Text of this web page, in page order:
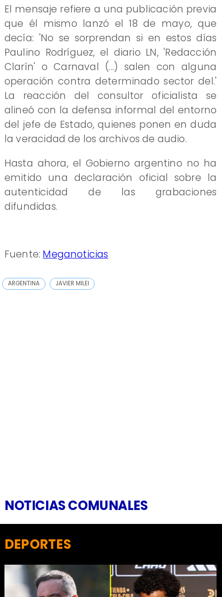
El mensaje refiere a una publicación previa
que él mismo lanzó el 18 de mayo, que
decía: 'No se sorprendan si en estos días
Paulino Rodríguez, el diario LN, 'Redacción
Clarín' o Carnaval (...) salen con alguna
operación contra determinado sector del.'
La reacción del consultor oficialista se
alineó con la defensa informal del entorno
del jefe de Estado, quienes ponen en duda
la veracidad de los archivos de audio.
Hasta ahora, el Gobierno argentino no ha
emitido una declaración oficial sobre la
autenticidad de las grabaciones
difundidas.
Fuente: Meganoticias
ARGENTINA JAVIER MILEI
NOTICIAS COMUNALES
DEPORTES